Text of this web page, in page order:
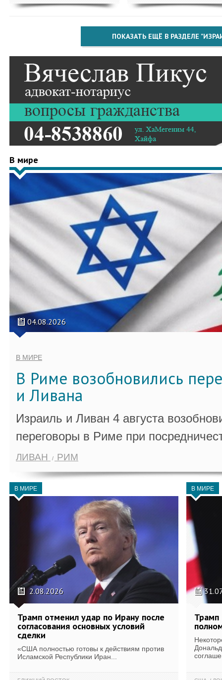
ПОКАЗАТЬ ЕЩЁ В РАЗДЕЛЕ
В мире
04.08.2026
В МИРЕ
В Риме возобновились
и Ливана
Израиль и Ливан 4 августа
переговоры в Риме при
ЛИВАН РИМ
В МИРЕ
2.08.2026
Трамп отменил удар по Ирану после
согласования основных условий
сделки
«США полностью готовы к действиям против
Исламской Республики Иран...
В МИРЕ
Трамп